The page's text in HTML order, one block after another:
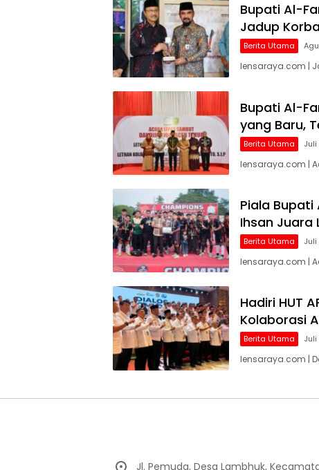
Bupati Al-
Jadup
Berita Utama
lensaraya.com |
Bupati Al-
yang Baru,
Berita Utama Juli
lensaraya.com |
Piala Bupati
Ihsan Juara
Berita Utama Juli
lensaraya.com |
Hadiri HUT
Kolaborasi
Berita Utama Juli
lensaraya.com |
Jl. Pemuda, Desa Lambhuk,